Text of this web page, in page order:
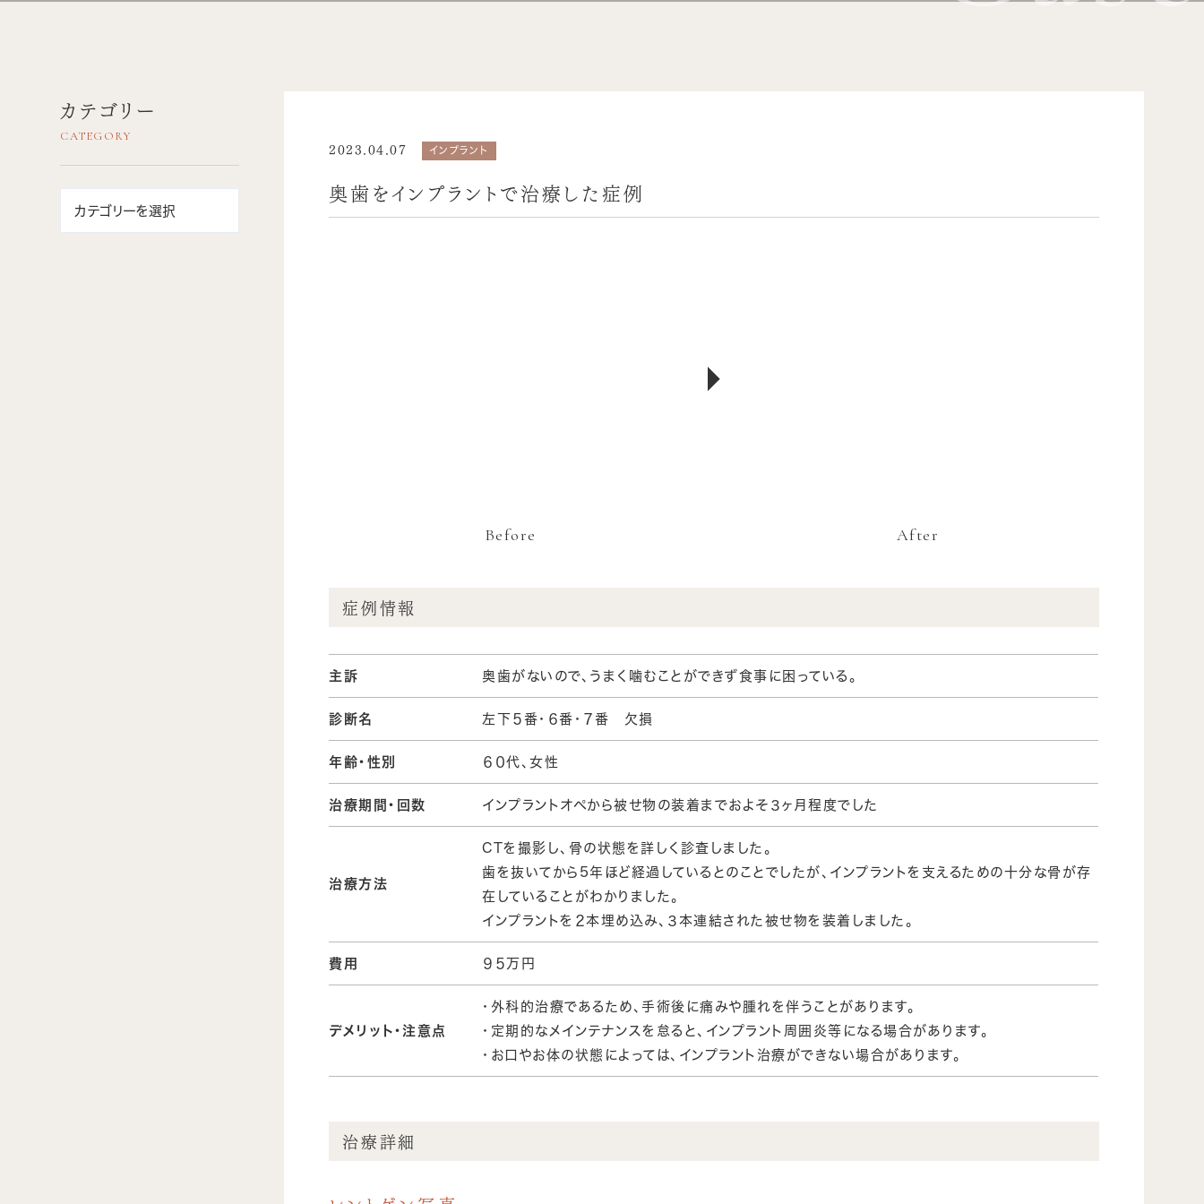
カテゴリー
2023.04.07 インプラント
奥歯をインプラントで治療した症例
Before After
症例情報
主訴 奥歯がないので、うまく噛むことができず食事に困っている。
診断名 左下５番・６番・７番 欠損
年齢・性別 ６０代、女性
治療期間・回数 インプラントオペから被せ物の装着までおよそ３ヶ月程度でした
治療方法
CTを撮影し、骨の状態を詳しく診査しました。
歯を抜いてから5年ほど経過しているとのことでしたが、インプラントを支えるための十分な骨が存
在していることがわかりました。
インプラントを２本埋め込み、３本連結された被せ物を装着しました。
費用 ９５万円
デメリット・注意点
・外科的治療であるため、手術後に痛みや腫れを伴うことがあります。
・定期的なメインテナンスを怠ると、インプラント周囲炎等になる場合があります。
・お口やお体の状態によっては、インプラント治療ができない場合があります。
治療詳細